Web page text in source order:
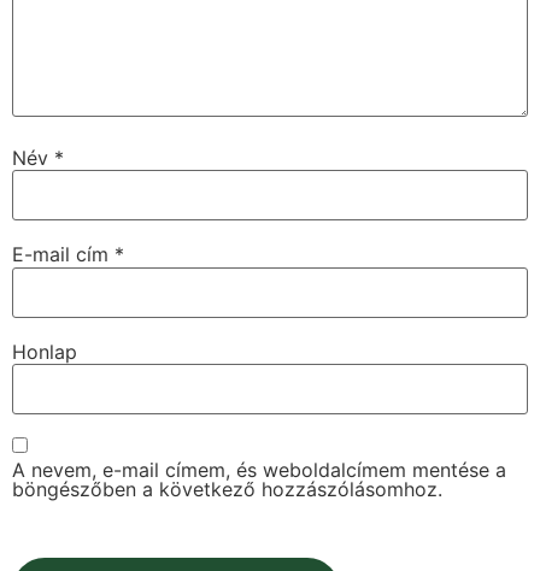
Név *
E-mail cím *
Honlap
A nevem, e-mail címem, és weboldalcímem mentése a
böngészőben a következő hozzászólásomhoz.